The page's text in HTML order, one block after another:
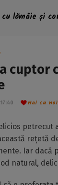
lămâie și
cuptor
Hai cu
petrecut
rețetă
Iar dacă
natural,